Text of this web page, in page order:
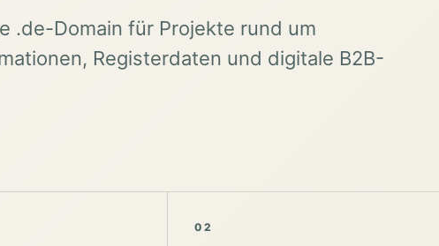
.de-Domain für Projekte rund um
Registerdaten und digitale B2B-
02